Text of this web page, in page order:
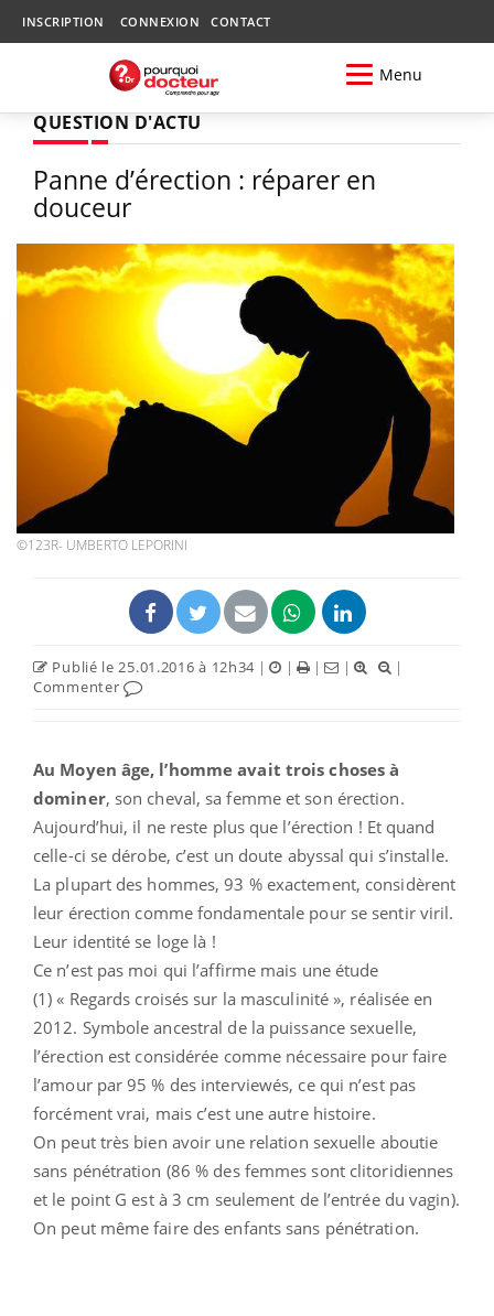
INSCRIPTION CONNEXION CONTACT
Menu
QUESTION D'ACTU
Panne d’érection : réparer en
douceur
©123R- UMBERTO LEPORINI
Publié le 25.01.2016 à 12h34 | | | |
|
Commenter
Au Moyen âge, l’homme avait trois choses à
dominer, son cheval, sa femme et son érection.
Aujourd’hui, il ne reste plus que l’érection ! Et quand
celle-ci se dérobe, c’est un doute abyssal qui s’installe.
La plupart des hommes, 93 % exactement, considèrent
leur érection comme fondamentale pour se sentir viril.
Leur identité se loge là !
Ce n’est pas moi qui l’affirme mais une étude
(1) « Regards croisés sur la masculinité », réalisée en
2012. Symbole ancestral de la puissance sexuelle,
l’érection est considérée comme nécessaire pour faire
l’amour par 95 % des interviewés, ce qui n’est pas
forcément vrai, mais c’est une autre histoire.
On peut très bien avoir une relation sexuelle aboutie
sans pénétration (86 % des femmes sont clitoridiennes
et le point G est à 3 cm seulement de l’entrée du vagin).
On peut même faire des enfants sans pénétration.